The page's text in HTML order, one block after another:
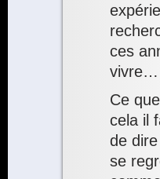
ces
vivre…
Ce
cela il
de
se